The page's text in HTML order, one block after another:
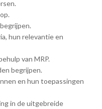
hun relevantie en
van MRP.
begrijpen.
en hun toepassingen
in de uitgebreide